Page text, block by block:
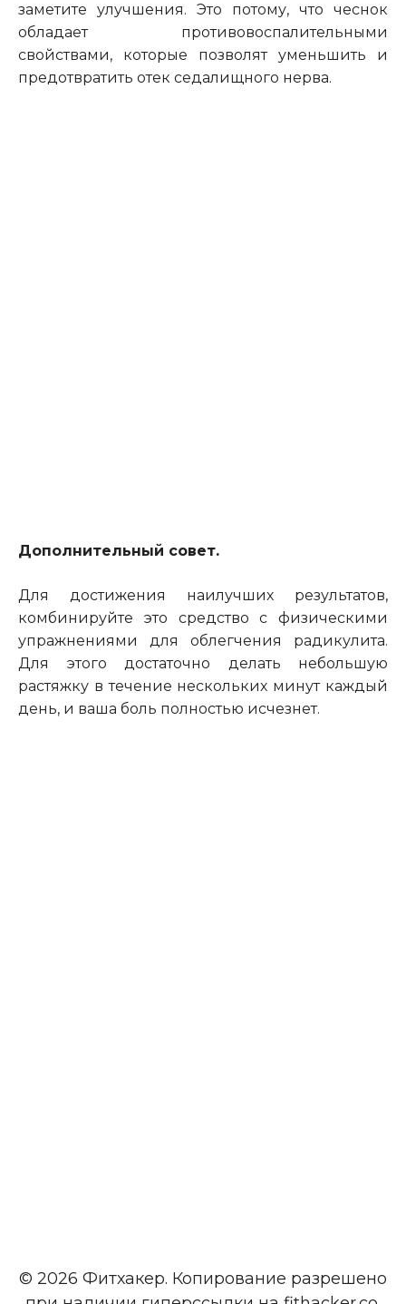
заметите улучшения. Это потому, что чеснок
обладает противовоспалительными
свойствами, которые позволят уменьшить и
предотвратить отек седалищного нерва.
Дополнительный совет.
Для достижения наилучших результатов,
комбинируйте это средство с физическими
упражнениями для облегчения радикулита.
Для этого достаточно делать небольшую
растяжку в течение нескольких минут каждый
день, и ваша боль полностью исчезнет.
© 2026 Фитхакер. Копирование разрешено